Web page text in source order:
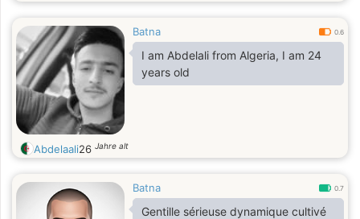
Batna 0.6
I am Abdelali from Algeria, I am 24
years old
Abdelaali26 Jahre alt
Batna 0.7
Gentille sérieuse dynamique cultivé